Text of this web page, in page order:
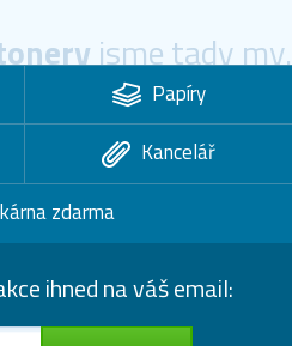
jsme tady my.
Papíry
Kancelář
zdarma
ihned na váš email: